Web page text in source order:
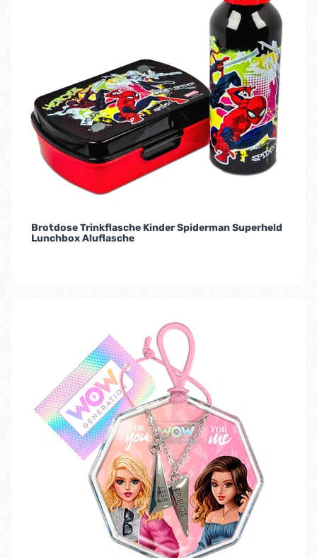
Brotdose Trinkflasche Kinder Spiderman Superheld
Lunchbox Aluflasche